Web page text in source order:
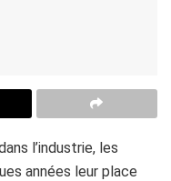
l’industrie, les
années leur place